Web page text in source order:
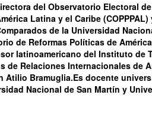
del Observatorio Electoral
Latina y el Caribe
de la Universidad
de Reformas Políticas de
latinoamericano del Instituto de
de Relaciones Internacionales de
Atilio Bramuglia.Es docente
Nacional de San Martín y